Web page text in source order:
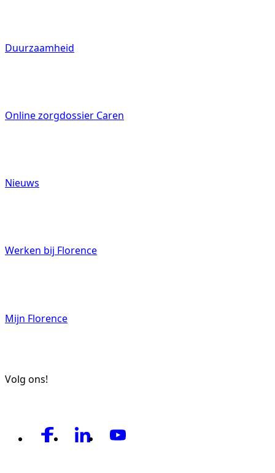
Duurzaamheid
Online zorgdossier Caren
Nieuws
Werken bij Florence
Mijn Florence
Volg ons!